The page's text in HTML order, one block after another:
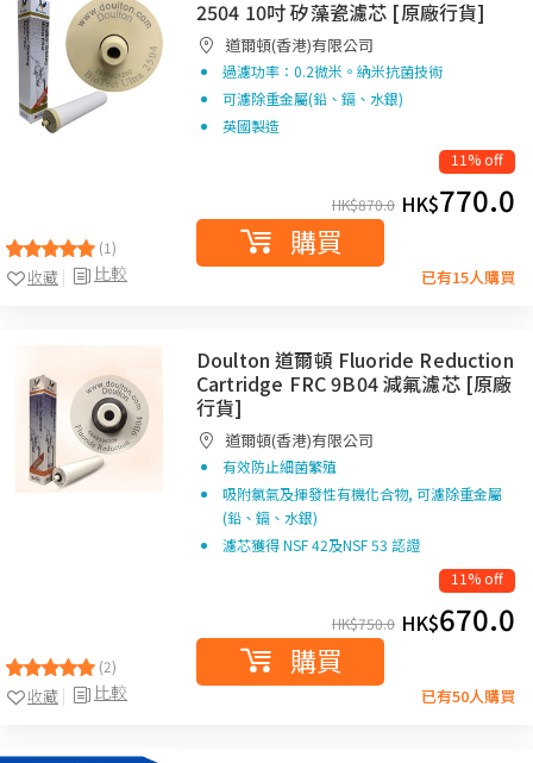
(1)
比較
收藏
2504 10吋 矽藻瓷濾芯 [原廠行貨]
道爾頓(香港)有限公司
過濾功率：0.2微米。納米抗菌技術
可濾除重金屬(鉛、鎘、水銀)
英國製造
11% off
HK$870.0 HK$770.0
購買
已有15人購買
(2)
比較
收藏
Doulton 道爾頓 Fluoride Reduction
Cartridge FRC 9B04 減氟濾芯 [原廠
行貨]
道爾頓(香港)有限公司
有效防止細菌繁殖
吸附氯氣及揮發性有機化合物, 可濾除重金屬
(鉛、鎘、水銀)
濾芯獲得 NSF 42及NSF 53 認證
11% off
HK$750.0 HK$670.0
購買
已有50人購買